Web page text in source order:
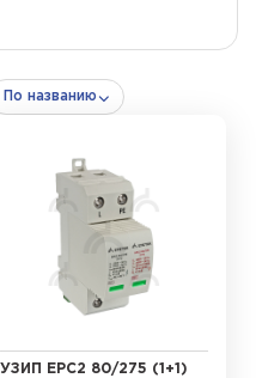
По названию
УЗИП ЕРС2 80/275 (1+1)